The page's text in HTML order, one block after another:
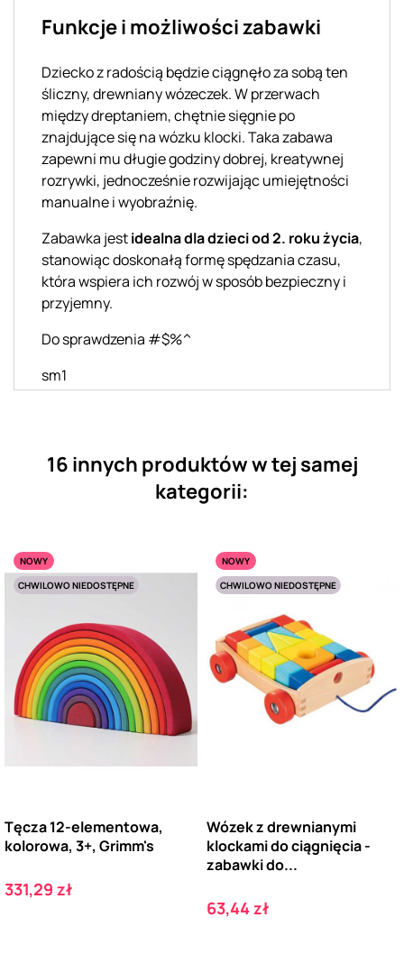
Funkcje i możliwości zabawki
Dziecko z radością będzie ciągnęło za sobą ten
śliczny, drewniany wózeczek. W przerwach
między dreptaniem, chętnie sięgnie po
znajdujące się na wózku klocki. Taka zabawa
zapewni mu długie godziny dobrej, kreatywnej
rozrywki, jednocześnie rozwijając umiejętności
manualne i wyobraźnię.
Zabawka jestidealna dla dzieci od 2. roku życia,
stanowiąc doskonałą formę spędzania czasu,
która wspiera ich rozwój w sposób bezpieczny i
przyjemny.
Do sprawdzenia #$%^
sm1
16 innych produktów w tej samej
kategorii:
NOWY
CHWILOWO NIEDOSTĘPNE
Tęcza 12-elementowa,
kolorowa, 3+, Grimm's
Cena
331,29 zł
NOWY
CHWILOWO NIEDOSTĘPNE
Wózek z drewnianymi
klockami do ciągnięcia -
zabawki do...
Cena
63,44 zł